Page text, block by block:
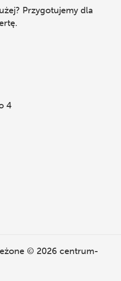
Przygotujemy dla
4
© 2026 centrum-